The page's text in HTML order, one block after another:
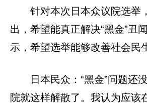
针对本次日本众议院选举
出，希望能真正解决“黑金”丑
示，希望选举能够改善社会民
日本民众：“黑金”问题还
院就这样解散了。我认为应该